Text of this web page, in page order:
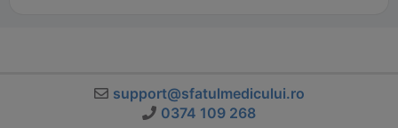
support@sfatulmedicului.ro
0374 109 268